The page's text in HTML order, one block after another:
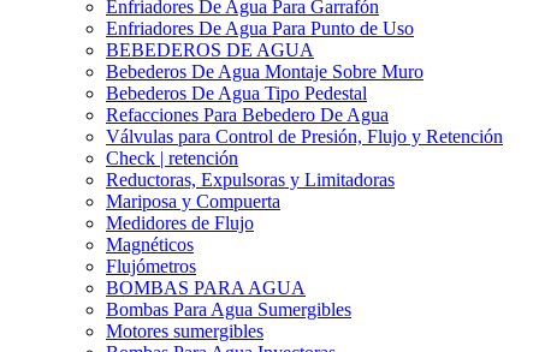
Enfriadores De Agua Para Garrafón
Enfriadores De Agua Para Punto de Uso
BEBEDEROS DE AGUA
Bebederos De Agua Montaje Sobre Muro
Bebederos De Agua Tipo Pedestal
Refacciones Para Bebedero De Agua
Válvulas para Control de Presión, Flujo y Retención
Check | retención
Reductoras, Expulsoras y Limitadoras
Mariposa y Compuerta
Medidores de Flujo
Magnéticos
Flujómetros
BOMBAS PARA AGUA
Bombas Para Agua Sumergibles
Motores sumergibles